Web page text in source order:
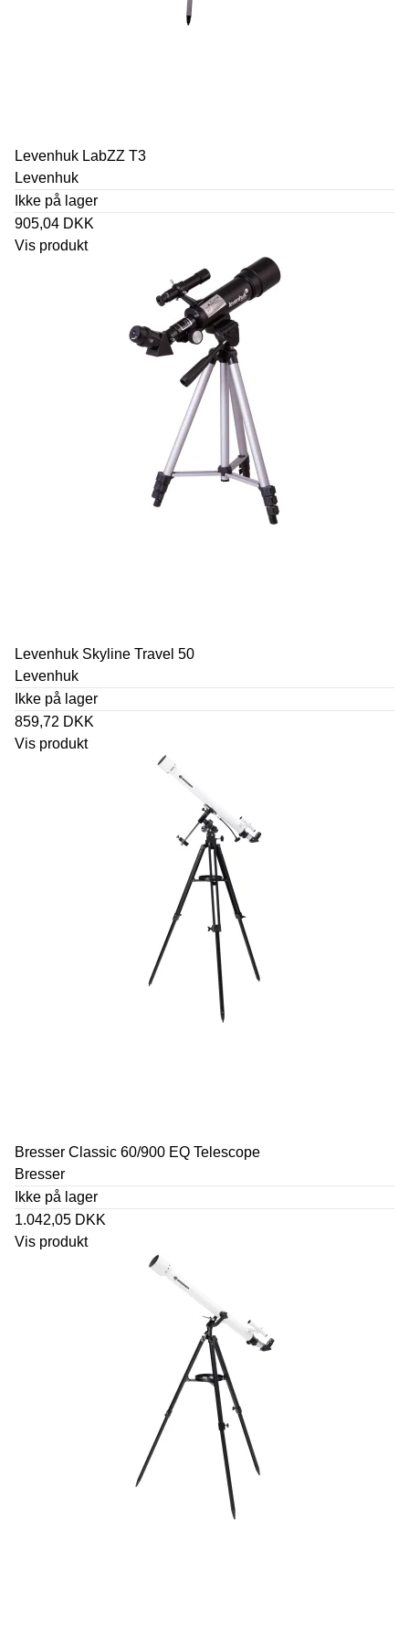
Levenhuk LabZZ T3
Levenhuk
Ikke på lager
905,04 DKK
Vis produkt
Levenhuk Skyline Travel 50
Levenhuk
Ikke på lager
859,72 DKK
Vis produkt
Bresser Classic 60/900 EQ Telescope
Bresser
Ikke på lager
1.042,05 DKK
Vis produkt